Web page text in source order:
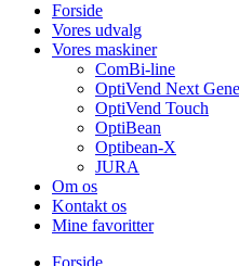
Forside
Vores udvalg
Vores maskiner
ComBi-line
OptiVend Next
OptiVend Touch
OptiBean
Optibean-X
JURA
Om os
Kontakt os
Mine favoritter